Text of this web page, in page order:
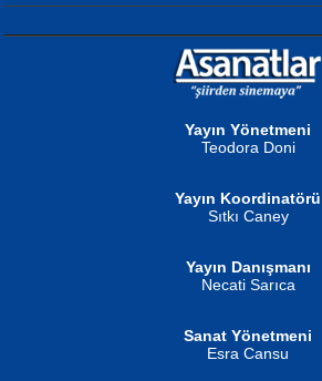
NURAN KÖSE BAYDAR
Ben Deniz Değilim ki...
Yayın Yönetmeni
Teodora Doni
Yayın Koordinatörü
Sıtkı Caney
Yayın Danışmanı
Necati Sarıca
Sanat Yönetmeni
Esra Cansu